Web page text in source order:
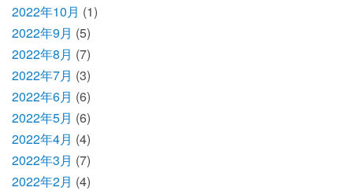
2022年10月 (1)
2022年9月 (5)
2022年8月 (7)
2022年7月 (3)
2022年6月 (6)
2022年5月 (6)
2022年4月 (4)
2022年3月 (7)
2022年2月 (4)